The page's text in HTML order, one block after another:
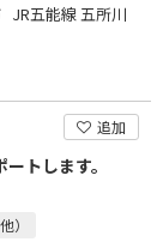
JR五能線 五所川
追加
トします。
）